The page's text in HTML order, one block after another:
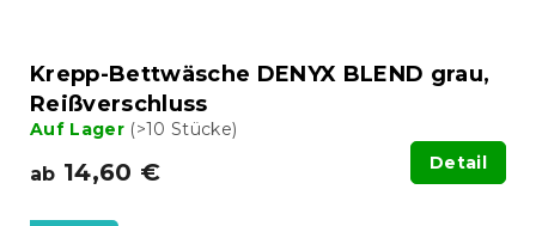
Krepp-Bettwäsche DENYX BLEND grau,
Reißverschluss
Auf Lager (>10 Stücke)
ab 14,60 € Detail